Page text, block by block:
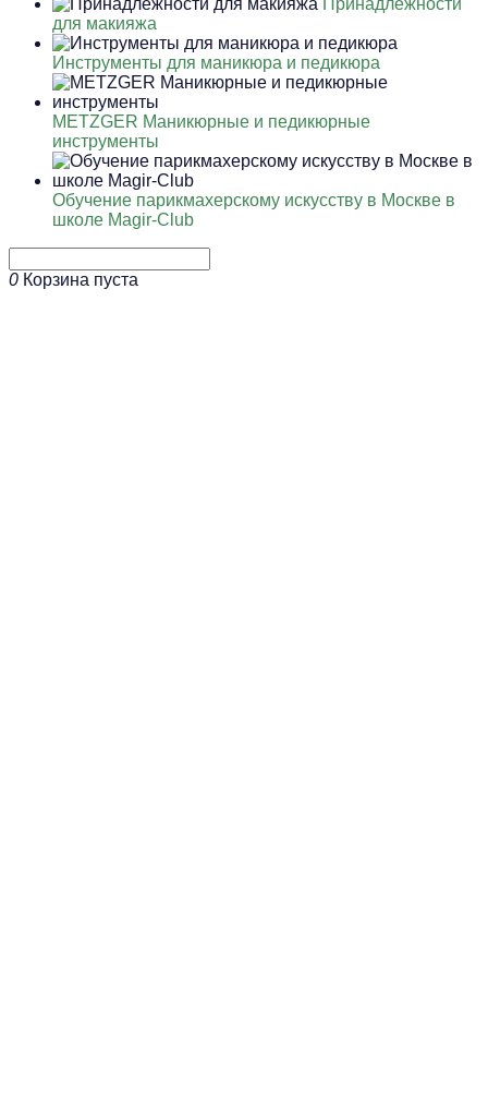
Принадлежности
для макияжа
Инструменты для маникюра и педикюра
METZGER Маникюрные и педикюрные
инструменты
Обучение парикмахерскому искусству в Москве в
школе Magir-Club
0 Корзина пуста